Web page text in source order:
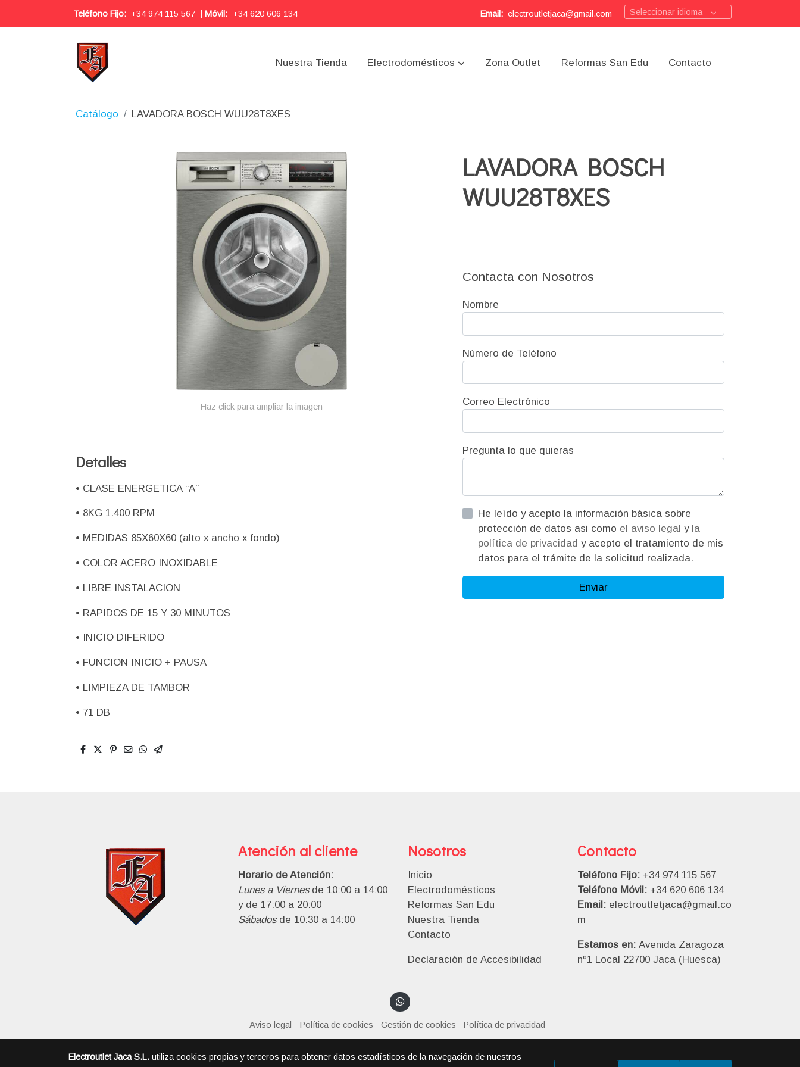
Teléfono Fijo: +34 974 115 567 Móvil: +34 620 606 134 Email: electroutletjaca@gmail.com Seleccionar idioma
Nuestra Tienda Electrodomésticos Zona Outlet Reformas San Edu Contacto
Catálogo LAVADORA BOSCH WUU28T8XES
Haz click para ampliar la imagen
Detalles
• CLASE ENERGETICA “A”
• 8KG 1.400 RPM
• MEDIDAS 85X60X60 (alto x ancho x fondo)
• COLOR ACERO INOXIDABLE
• LIBRE INSTALACION
• RAPIDOS DE 15 Y 30 MINUTOS
• INICIO DIFERIDO
• FUNCION INICIO + PAUSA
• LIMPIEZA DE TAMBOR
• 71 DB
LAVADORA BOSCH
WUU28T8XES
Contacta con Nosotros
Nombre
Número de Teléfono
Correo Electrónico
Pregunta lo que quieras
He leído y acepto la información básica sobre
protección de datos asi como el aviso legal y la
política de privacidad y acepto el tratamiento de mis
datos para el trámite de la solicitud realizada.
Enviar
Atención al cliente
Horario de Atención:
Lunes a Viernesde 10:00 a 14:00
y de 17:00 a 20:00
Sábadosde 10:30 a 14:00
Nosotros
Inicio
Electrodomésticos
Reformas San Edu
Nuestra Tienda
Contacto
Declaración de Accesibilidad
Contacto
Teléfono Fijo: +34 974 115 567
Teléfono Móvil:+34 620 606 134
Email: electroutletjaca@gmail.co
m
Estamos en: Avenida Zaragoza
nº1 Local 22700 Jaca (Huesca)
Aviso legal Política de cookies Gestión de cookies Política de privacidad
Electroutlet Jaca S.L.utiliza cookies propias y terceros para obtener datos estadísticos de la navegación de nuestros